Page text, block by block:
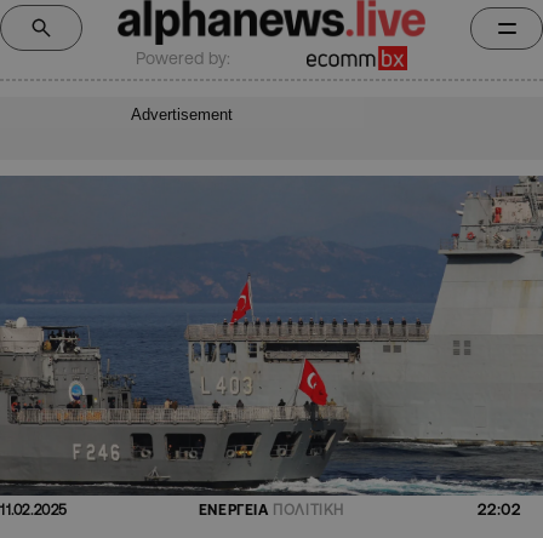
Powered by:
Advertisement
11.02.2025 ΕΝΕΡΓΕΙΑ ΠΟΛΙΤΙΚΗ 22:02